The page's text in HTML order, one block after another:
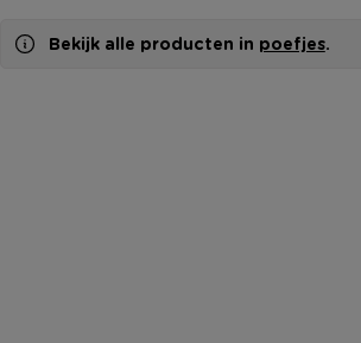
Bekijk alle producten in poefjes.